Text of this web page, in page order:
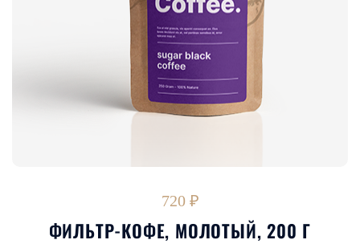
720 ₽
ФИЛЬТР-КОФЕ, МОЛОТЫЙ, 200 Г